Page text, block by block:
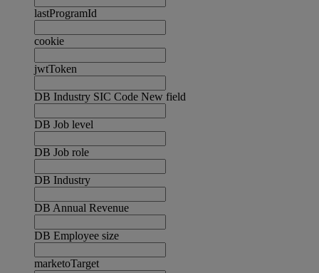
lastProgramId
cookie
jwtToken
DB Industry SIC Code New field
DB Job level
DB Job role
DB Industry
DB Annual Revenue
DB Employee size
marketoTarget